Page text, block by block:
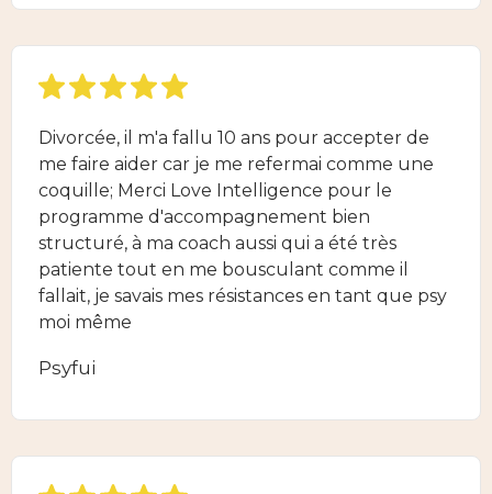
Divorcée, il m'a fallu 10 ans pour accepter de
me faire aider car je me refermai comme une
coquille; Merci Love Intelligence pour le
programme d'accompagnement bien
structuré, à ma coach aussi qui a été très
patiente tout en me bousculant comme il
fallait, je savais mes résistances en tant que psy
moi même
Psyfui